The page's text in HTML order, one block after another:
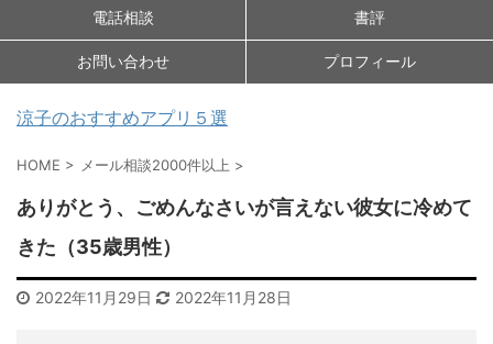
電話相談 書評
お問い合わせ プロフィール
涼子のおすすめアプリ５選
HOME > メール相談2000件以上 >
ありがとう、ごめんなさいが言えない彼女に冷めて
きた（35歳男性）
2022年11月29日 2022年11月28日